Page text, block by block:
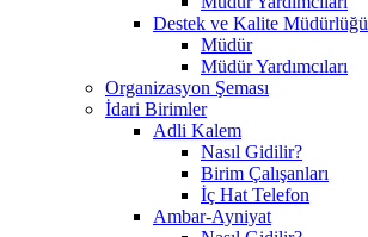
Destek ve Kalite Müdürlüğü
Müdür
Müdür Yardımcıları
Organizasyon Şeması
İdari Birimler
Adli Kalem
Nasıl Gidilir?
Birim Çalışanları
İç Hat Telefon
Ambar-Ayniyat